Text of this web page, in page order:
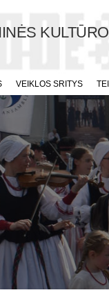
VEIKLOS SRITYS